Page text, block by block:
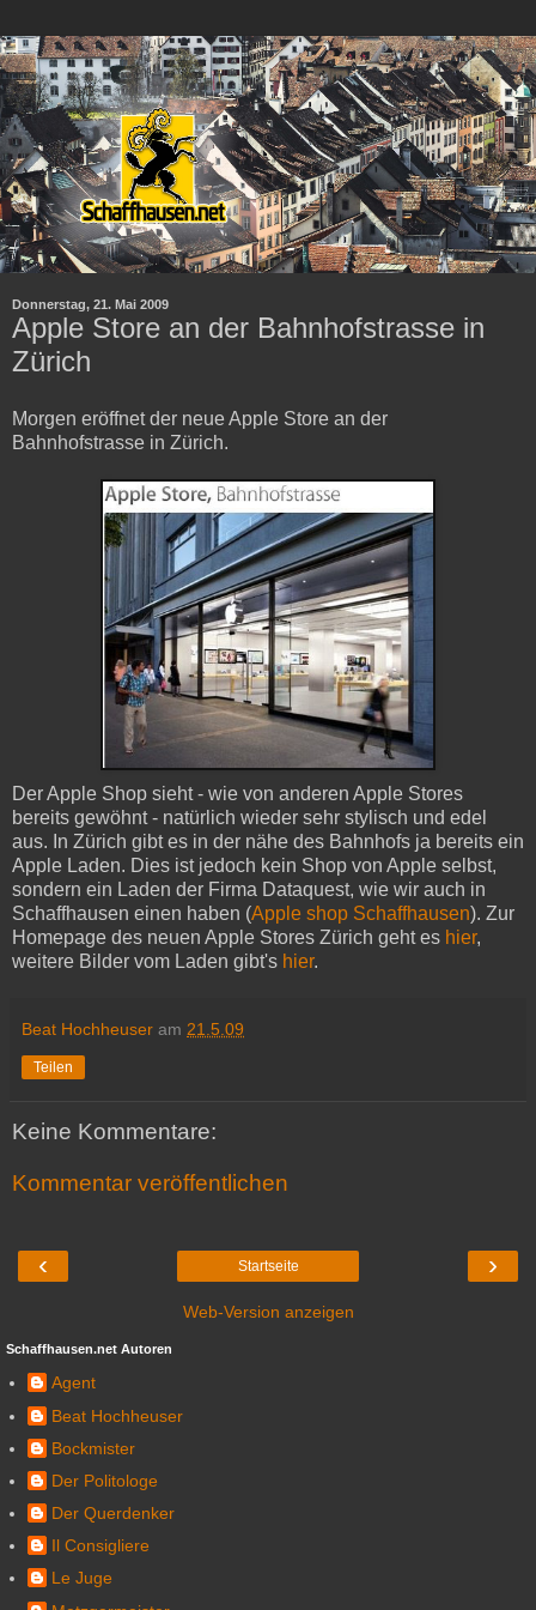
Donnerstag, 21. Mai 2009
Apple Store an der Bahnhofstrasse in
Zürich
Morgen eröffnet der neue Apple Store an der
Bahnhofstrasse in Zürich.
Der Apple Shop sieht - wie von anderen Apple Stores
bereits gewöhnt - natürlich wieder sehr stylisch und edel
aus. In Zürich gibt es in der nähe des Bahnhofs ja bereits ein
Apple Laden. Dies ist jedoch kein Shop von Apple selbst,
sondern ein Laden der Firma Dataquest, wie wir auch in
Schaffhausen einen haben (Apple shop Schaffhausen). Zur
Homepage des neuen Apple Stores Zürich geht es hier,
weitere Bilder vom Laden gibt's hier.
Beat Hochheuser am 21.5.09
Teilen
Keine Kommentare:
Kommentar veröffentlichen
‹ ›
Startseite
Web-Version anzeigen
Schaffhausen.net Autoren
Agent
Beat Hochheuser
Bockmister
Der Politologe
Der Querdenker
Il Consigliere
Le Juge